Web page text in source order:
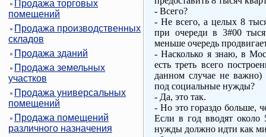
Продажа торговых
помещений
Продажа производственных
складов
Продажа зданий
Продажа земельных
участков
Продажа универсальных
помещений
Продажа помещений
различного назначения
- Всего?
- Не всего, а целых 8
при очереди в 3#00
меньше очередь
- Насколько я знаю, в
есть треть всего
данном случае не важно)
под социальные нужды?
- Да, это так.
- Но это гораздо больше,
Если в год вводят
нужды должно идти как